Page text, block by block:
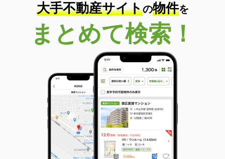
大手不動産サイトの物件を
まとめて検索！